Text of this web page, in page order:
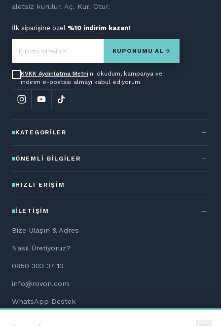
aletsiz kurulur. Aç. Kur. Otur.
İlk siparişine özel %10 indirim kazan!
KUPONUMU AL
KVKK Aydınlatma Metni'ni okudum, kampanya ve
indirim e-postası almayı kabul ediyorum.
KATEGORILER
ÖNEMLI BILGILER
HIZLI ERIŞIM
İLETIŞIM
Bize Ulaşın & Adres
Nasıl Üretiyoruz?
0850 303 37 10
info@rovon.com
WhatsApp Destek